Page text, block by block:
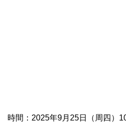
時間：2025年9月25日（周四）